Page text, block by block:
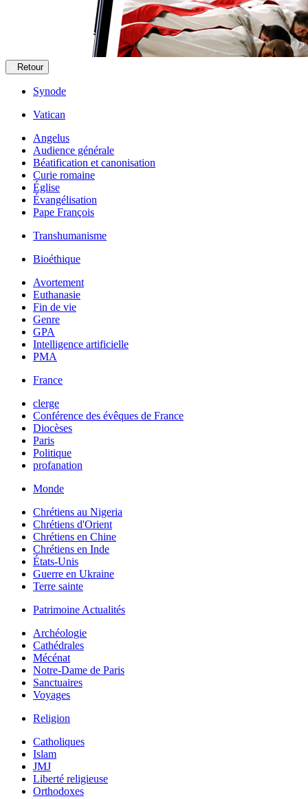
Retour
Synode
Vatican
Angelus
Audience générale
Béatification et canonisation
Curie romaine
Église
Évangélisation
Pape François
Transhumanisme
Bioéthique
Avortement
Euthanasie
Fin de vie
Genre
GPA
Intelligence artificielle
PMA
France
clerge
Conférence des évêques de France
Diocèses
Paris
Politique
profanation
Monde
Chrétiens au Nigeria
Chrétiens d'Orient
Chrétiens en Chine
Chrétiens en Inde
États-Unis
Guerre en Ukraine
Terre sainte
Patrimoine Actualités
Archéologie
Cathédrales
Mécénat
Notre-Dame de Paris
Sanctuaires
Voyages
Religion
Catholiques
Islam
JMJ
Liberté religieuse
Orthodoxes